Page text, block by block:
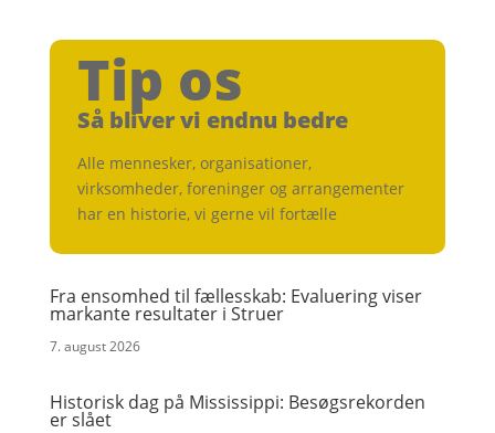
Tip os
Så bliver vi endnu bedre
Alle mennesker, organisationer,
virksomheder, foreninger og arrangementer
har en historie, vi gerne vil fortælle
Fra ensomhed til fællesskab: Evaluering viser
markante resultater i Struer
7. august 2026
Historisk dag på Mississippi: Besøgsrekorden
er slået